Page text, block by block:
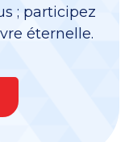
; participez
éternelle.